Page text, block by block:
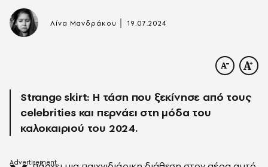
Λίνα Μανδράκου 19.07.2024
Strange skirt: Η τάση που ξεκίνησε από τους
celebrities και περνάει στη μόδα του
καλοκαιριού του 2024.